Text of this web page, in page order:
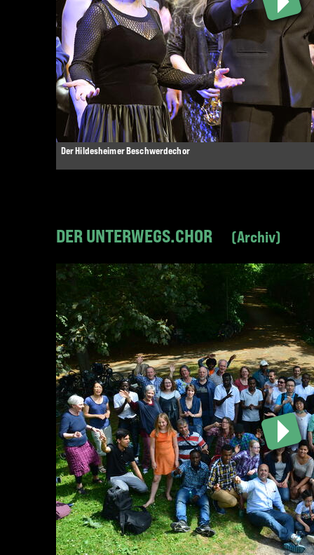
Der Hildesheimer Beschwerdechor
DER UNTERWEGS.CHOR Archiv